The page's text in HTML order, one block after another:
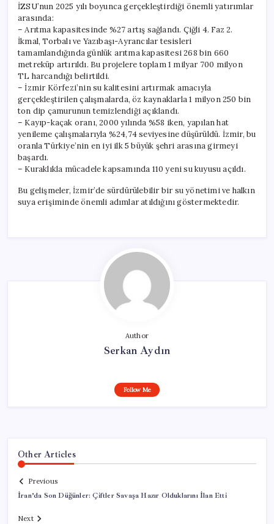
İZSU’nun 2025 yılı boyunca gerçekleştirdiği önemli yatırımlar
arasında:
– Arıtma kapasitesinde %27 artış sağlandı. Çiğli 4. Faz 2.
İkmal, Torbalı ve Yazıbaşı-Ayrancılar tesisleri
tamamlandığında günlük arıtma kapasitesi 268 bin 660
metreküp artırıldı. Bu projelere toplam 1 milyar 700 milyon
TL harcandığı belirtildi.
– İzmir Körfezi’nin su kalitesini artırmak amacıyla
gerçekleştirilen çalışmalarda, öz kaynaklarla 1 milyon 250 bin
ton dip çamurunun temizlendiği açıklandı.
– Kayıp-kaçak oranı, 2000 yılında %58 iken, yapılan hat
yenileme çalışmalarıyla %24,74 seviyesine düşürüldü. İzmir, bu
oranla Türkiye’nin en iyi ilk 5 büyük şehri arasına girmeyi
başardı.
– Kuraklıkla mücadele kapsamında 110 yeni su kuyusu açıldı.
Bu gelişmeler, İzmir’de sürdürülebilir bir su yönetimi ve halkın
suya erişiminde önemli adımlar atıldığını göstermektedir.
Author
Serkan Aydın
Follow Me
Other Articles
Previous
İran’da Son Düğünler: Çiftler Savaşa Hazır Olduklarını İlan Etti
Next